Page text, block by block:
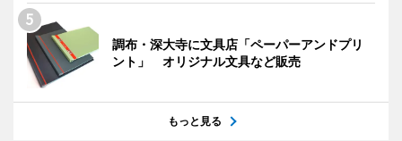
調布・深大寺に文具店「ペーパーアンドプリ
ント」 オリジナル文具など販売
もっと見る